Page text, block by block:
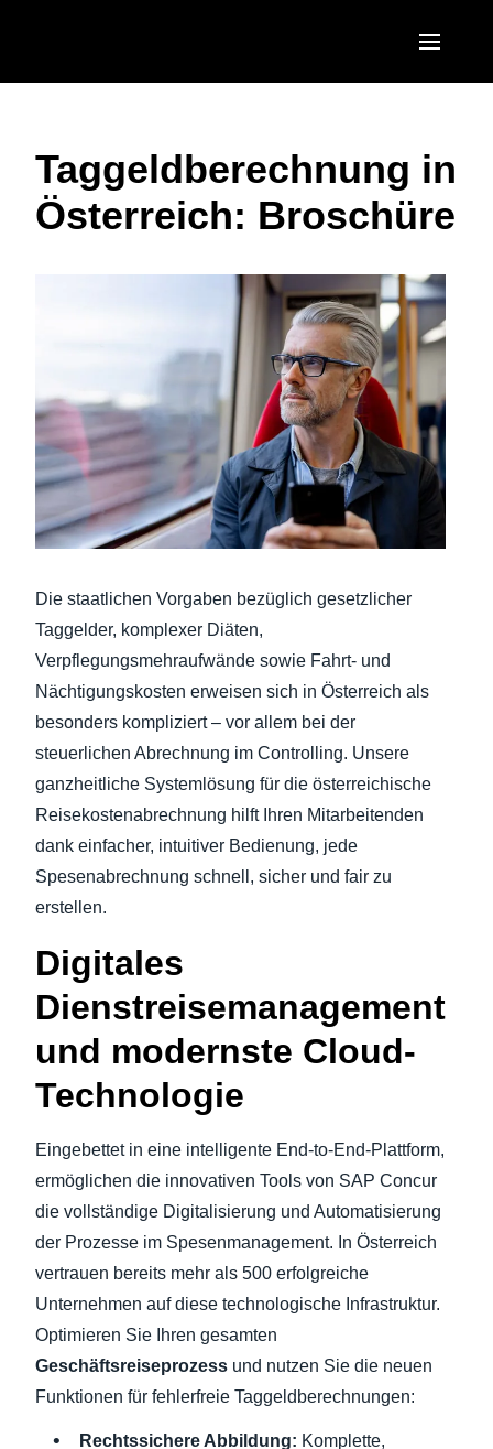
United States (English)
Canada (English)
México (Español)
Brasil (Português)
EUROPE
United Kingdom (English)
Deutschland (Deutsch)
Italia (Italiano)
Nederlands (English)
Sweden (English)
Denmark (English)
Finland (English)
España (Español)
ASIA PACIFIC
Australia (English)
India (English)
日本（日本語)
Singapore (English)
Taggeldberechnung in
Österreich: Broschüre
Die staatlichen Vorgaben bezüglich gesetzlicher
Taggelder, komplexer Diäten,
Verpflegungsmehraufwände sowie Fahrt- und
Nächtigungskosten erweisen sich in Österreich als
besonders kompliziert – vor allem bei der
steuerlichen Abrechnung im Controlling. Unsere
ganzheitliche Systemlösung für die österreichische
Reisekostenabrechnung hilft Ihren Mitarbeitenden
dank einfacher, intuitiver Bedienung, jede
Spesenabrechnung schnell, sicher und fair zu
erstellen.
Digitales
Dienstreisemanagement
und modernste Cloud-
Technologie
Eingebettet in eine intelligente End-to-End-Plattform,
ermöglichen die innovativen Tools von SAP Concur
die vollständige Digitalisierung und Automatisierung
der Prozesse im Spesenmanagement. In Österreich
vertrauen bereits mehr als 500 erfolgreiche
Unternehmen auf diese technologische Infrastruktur.
Optimieren Sie Ihren gesamten
Geschäftsreiseprozess und nutzen Sie die neuen
Funktionen für fehlerfreie Taggeldberechnungen:
Rechtssichere Abbildung: Komplette,